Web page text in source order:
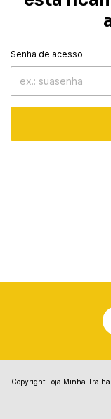
Senha de acesso
Copyright Loja Minha Tralha